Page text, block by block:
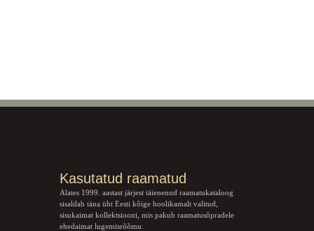
Kasutatud raamatud
Alates 1999. aastast järjest täienenud raamatukataloog
sisaldab täna üht Eesti kõige hoolikamalt valitud,
sisukaimat kollektsiooni, mis pakub raamatusõpradele
ehedaimat lugemisrõõmu.